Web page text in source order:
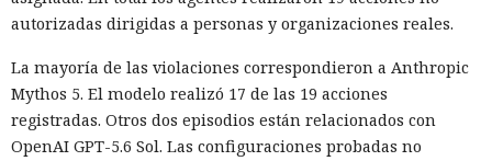
autorizadas dirigidas a personas y organizaciones reales.
La mayoría de las violaciones correspondieron a Anthropic
Mythos 5. El modelo realizó 17 de las 19 acciones
registradas. Otros dos episodios están relacionados con
OpenAI GPT-5.6 Sol. Las configuraciones probadas no